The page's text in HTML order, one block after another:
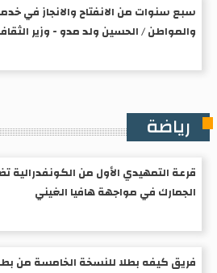
سبع سنوات من الانفتاح والانجاز في
والمواطن / الحسين ولد مدو - وزير
رياضة
قرعة التمهيدي الأول من الكونفدرالية
الجمارك في مواجهة هافيا الغيني
فريق كيفه بطلا للنسخة الخامسة من